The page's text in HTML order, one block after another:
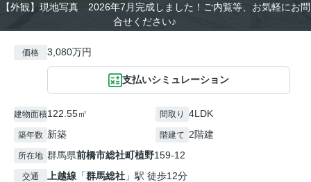
【外観】現地写真 2026年7月完成しました！ご内覧等、お気軽にお問
合せください♪
価格 3,080万円
支払いシミュレーション
建物面積122.55㎡ 間取り 4LDK
築年数 新築 階建て 2階建
所在地 群馬県前橋市総社町植野159-12
交通 上越線 「群馬総社 」駅 徒歩12分